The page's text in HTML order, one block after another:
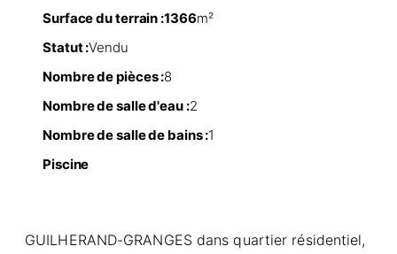
Surface du terrain :1366m²
Statut :Vendu
Nombre de pièces :8
Nombre de salle d'eau :2
Nombre de salle de bains :1
Piscine
GUILHERAND-GRANGES dans quartier résidentiel,